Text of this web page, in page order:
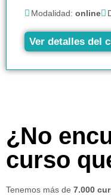
Modalidad: online
Ver detalles del
¿No
curso
Tenemos más de 7.000